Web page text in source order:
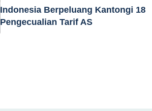
Indonesia Berpeluang Kantongi 18
Pengecualian Tarif AS